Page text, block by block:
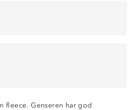
fleece. Genseren har god